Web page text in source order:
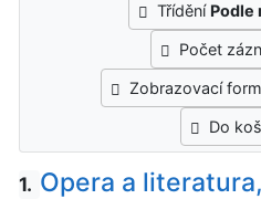
Třídění Podle
Počet
Zobrazovací
Do
1. Opera a